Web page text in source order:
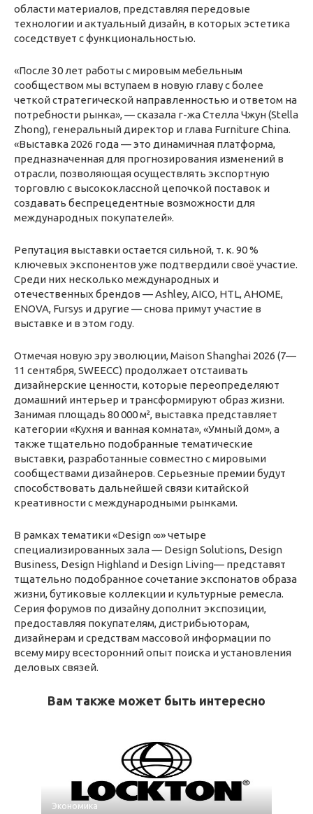
области материалов, представляя передовые
технологии и актуальный дизайн, в которых эстетика
соседствует с функциональностью.
«После 30 лет работы с мировым мебельным
сообществом мы вступаем в новую главу с более
четкой стратегической направленностью и ответом на
потребности рынка», — сказала г-жа Стелла Чжун (Stella
Zhong), генеральный директор и глава Furniture China.
«Выставка 2026 года — это динамичная платформа,
предназначенная для прогнозирования изменений в
отрасли, позволяющая осуществлять экспортную
торговлю с высококлассной цепочкой поставок и
создавать беспрецедентные возможности для
международных покупателей».
Репутация выставки остается сильной, т. к. 90 %
ключевых экспонентов уже подтвердили своё участие.
Среди них несколько международных и
отечественных брендов — Ashley, AICO, HTL, AHOME,
ENOVA, Fursys и другие — снова примут участие в
выставке и в этом году.
Отмечая новую эру эволюции, Maison Shanghai 2026 (7—
11 сентября, SWEECC) продолжает отстаивать
дизайнерские ценности, которые переопределяют
домашний интерьер и трансформируют образ жизни.
Занимая площадь 80 000 м², выставка представляет
категории «Кухня и ванная комната», «Умный дом», а
также тщательно подобранные тематические
выставки, разработанные совместно с мировыми
сообществами дизайнеров. Серьезные премии будут
способствовать дальнейшей связи китайской
креативности с международными рынками.
В рамках тематики «Design ∞» четыре
специализированных зала — Design Solutions, Design
Business, Design Highland и Design Living— представят
тщательно подобранное сочетание экспонатов образа
жизни, бутиковые коллекции и культурные ремесла.
Серия форумов по дизайну дополнит экспозиции,
предоставляя покупателям, дистрибьюторам,
дизайнерам и средствам массовой информации по
всему миру всесторонний опыт поиска и установления
деловых связей.
Вам также может быть интересно
Экономика